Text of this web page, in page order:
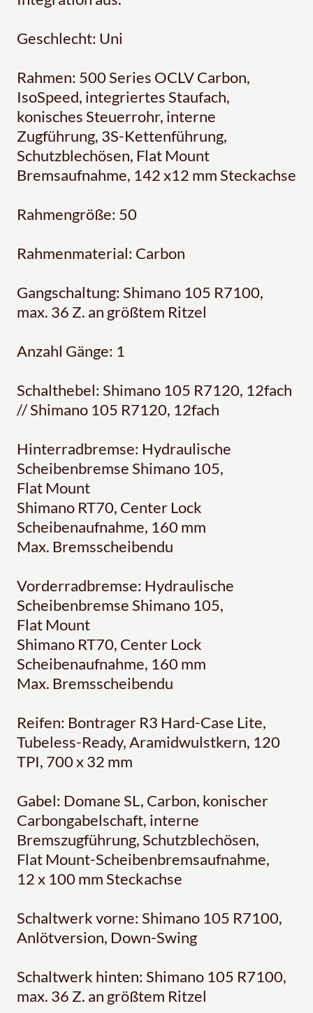
Geschlecht: Uni
Rahmen: 500 Series OCLV Carbon,
IsoSpeed, integriertes Staufach,
konisches Steuerrohr, interne
Zugführung, 3S-Kettenführung,
Schutzblechösen, Flat Mount
Bremsaufnahme, 142 x12 mm Steckachse
Rahmengröße: 50
Rahmenmaterial: Carbon
Gangschaltung: Shimano 105 R7100,
max. 36 Z. an größtem Ritzel
Anzahl Gänge: 1
Schalthebel: Shimano 105 R7120, 12fach
// Shimano 105 R7120, 12fach
Hinterradbremse: Hydraulische
Scheibenbremse Shimano 105,
Flat Mount
Shimano RT70, Center Lock
Scheibenaufnahme, 160 mm
Max. Bremsscheibendu
Vorderradbremse: Hydraulische
Scheibenbremse Shimano 105,
Flat Mount
Shimano RT70, Center Lock
Scheibenaufnahme, 160 mm
Max. Bremsscheibendu
Reifen: Bontrager R3 Hard-Case Lite,
Tubeless-Ready, Aramidwulstkern, 120
TPI, 700 x 32 mm
Gabel: Domane SL, Carbon, konischer
Carbongabelschaft, interne
Bremszugführung, Schutzblechösen,
Flat Mount-Scheibenbremsaufnahme,
12 x 100 mm Steckachse
Schaltwerk vorne: Shimano 105 R7100,
Anlötversion, Down-Swing
Schaltwerk hinten: Shimano 105 R7100,
max. 36 Z. an größtem Ritzel